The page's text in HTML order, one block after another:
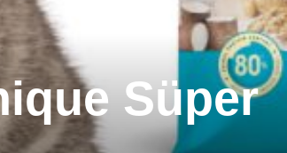
Süper